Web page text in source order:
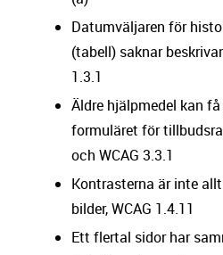
Datumväljaren för
(tabell) saknar
1.3.1
Äldre hjälpmedel kan
formuläret för
och WCAG 3.3.1
Kontrasterna är inte
bilder, WCAG 1.4.11
Ett flertal sidor har